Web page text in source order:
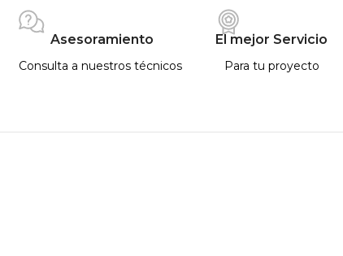
Asesoramiento
Consulta a nuestros técnicos
El mejor Servicio
Para tu proyecto